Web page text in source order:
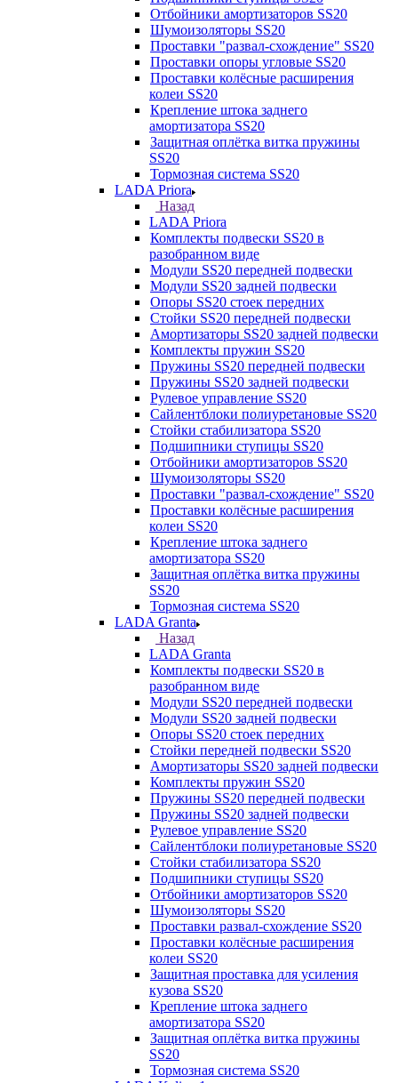
Отбойники амортизаторов SS20
Шумоизоляторы SS20
Проставки "развал-схождение" SS20
Проставки опоры угловые SS20
Проставки колёсные расширения
колеи SS20
Крепление штока заднего
амортизатора SS20
Защитная оплётка витка пружины
SS20
Тормозная система SS20
LADA Priora
Назад
LADA Priora
Комплекты подвески SS20 в
разобранном виде
Модули SS20 передней подвески
Модули SS20 задней подвески
Опоры SS20 стоек передних
Стойки SS20 передней подвески
Амортизаторы SS20 задней подвески
Комплекты пружин SS20
Пружины SS20 передней подвески
Пружины SS20 задней подвески
Рулевое управление SS20
Сайлентблоки полиуретановые SS20
Стойки стабилизатора SS20
Подшипники ступицы SS20
Отбойники амортизаторов SS20
Шумоизоляторы SS20
Проставки "развал-схождение" SS20
Проставки колёсные расширения
колеи SS20
Крепление штока заднего
амортизатора SS20
Защитная оплётка витка пружины
SS20
Тормозная система SS20
LADA Granta
Назад
LADA Granta
Комплекты подвески SS20 в
разобранном виде
Модули SS20 передней подвески
Модули SS20 задней подвески
Опоры SS20 стоек передних
Стойки передней подвески SS20
Амортизаторы SS20 задней подвески
Комплекты пружин SS20
Пружины SS20 передней подвески
Пружины SS20 задней подвески
Рулевое управление SS20
Сайлентблоки полиуретановые SS20
Стойки стабилизатора SS20
Подшипники ступицы SS20
Отбойники амортизаторов SS20
Шумоизоляторы SS20
Проставки развал-схождение SS20
Проставки колёсные расширения
колеи SS20
Защитная проставка для усиления
кузова SS20
Крепление штока заднего
амортизатора SS20
Защитная оплётка витка пружины
SS20
Тормозная система SS20